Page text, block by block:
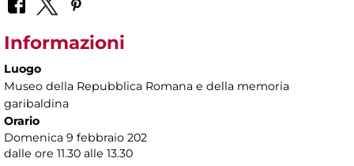
Informazioni
Luogo
Museo della Repubblica Romana e della memoria
garibaldina
Orario
Domenica 9 febbraio 202
dalle ore 11.30 alle 13.30